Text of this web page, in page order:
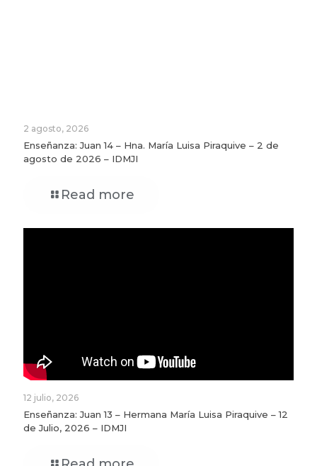
2 agosto, 2026
Enseñanza: Juan 14 – Hna. María Luisa Piraquive – 2 de
agosto de 2026 – IDMJI
Read more
12 julio, 2026
Enseñanza: Juan 13 – Hermana María Luisa Piraquive – 12
de Julio, 2026 – IDMJI